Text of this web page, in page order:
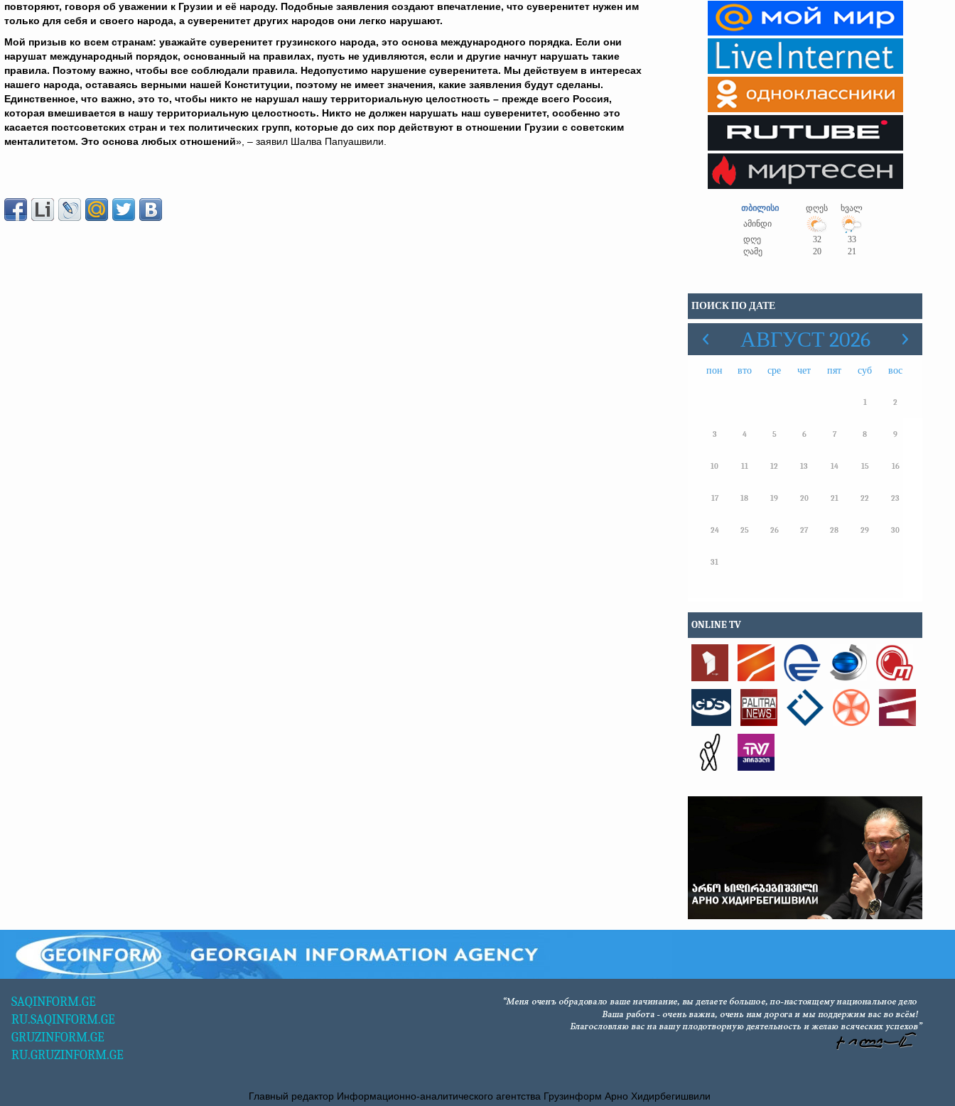
повторяют, говоря об уважении к Грузии и её народу. Подобные заявления создают впечатление, что суверенитет нужен им
только для себя и своего народа, а суверенитет других народов они легко нарушают.
Мой призыв ко всем странам: уважайте суверенитет грузинского народа, это основа международного порядка. Если они
нарушат международный порядок, основанный на правилах, пусть не удивляются, если и другие начнут нарушать такие
правила. Поэтому важно, чтобы все соблюдали правила. Недопустимо нарушение суверенитета. Мы действуем в интересах
нашего народа, оставаясь верными нашей Конституции, поэтому не имеет значения, какие заявления будут сделаны.
Единственное, что важно, это то, чтобы никто не нарушал нашу территориальную целостность – прежде всего Россия,
которая вмешивается в нашу территориальную целостность. Никто не должен нарушать наш суверенитет, особенно это
касается постсоветских стран и тех политических групп, которые до сих пор действуют в отношении Грузии с советским
менталитетом. Это основа любых отношений», – заявил Шалва Папуашвили.
თბილისი დღეს
ხვალ
ამინდი
დღე
32
33
ღამე
20 21
ПОИСК ПО ДАТЕ
АВГУСТ 2026
пон вто сре чет пят суб вос
1 2
3 4 5 6 7 8 9
10 11 12 13 14 15 16
17 18 19 20 21 22 23
24 25 26 27 28 29 30
31
ONLINE TV
SAQINFORM.GE
RU.SAQINFORM.GE
GRUZINFORM.GE
RU.GRUZINFORM.GE
Главный редактор Информационно-аналитического агентства Грузинформ Арно Хидирбегишвили